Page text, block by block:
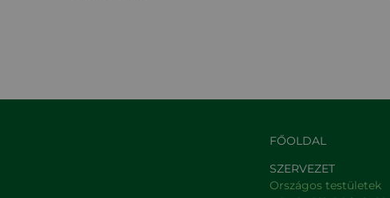
FŐOLDAL
SZERVEZET
Országos testületek